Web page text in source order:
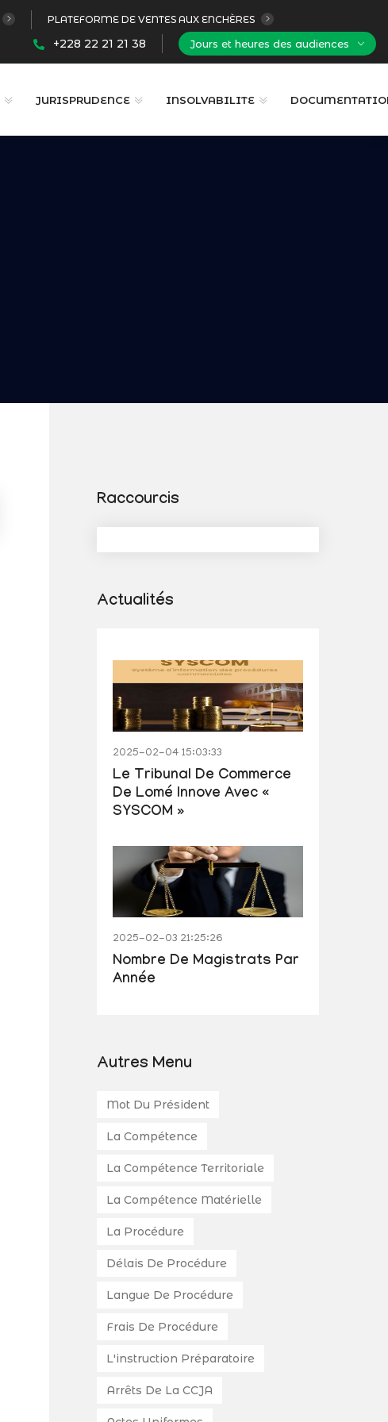
PLATEFORME DE VENTES AUX ENCHÈRES
+228 22 21 21 38 Jours et heures des audiences
JURISPRUDENCE INSOLVABILITE
Raccourcis
Actualités
2025-02-04 15:03:33
Le Tribunal De Commerce
De Lomé Innove Avec «
SYSCOM »
2025-02-03 21:25:26
Nombre De Magistrats Par
Année
Autres Menu
Mot Du Président
La Compétence
La Compétence Territoriale
La Compétence Matérielle
La Procédure
Délais De Procédure
Langue De Procédure
Frais De Procédure
L'instruction Préparatoire
Arrêts De La CCJA